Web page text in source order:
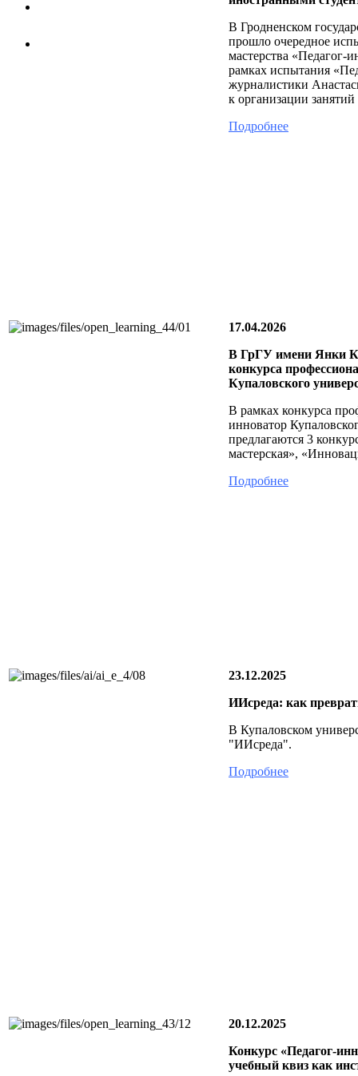
Диана Семенюк, студентка
Ощущение эмоционального подъема.
Увлекательная игра для ума! Хочется
работать и дальше в таком духе и творить,
творить, творить!
Любовь Некрашевич, преподаватель
Я все время представляла себя на месте
своих студентов. Вопрос был один –
«Заинтересуются ли они?». И ответ
очевиден – «Да!».
В Гродненском
прошло очередное
мастерства «Педагог-
рамках испытания
журналистики
к организации
Подробнее
17.04.2026
В ГрГУ имени Янки
конкурса
Купаловского
В рамках конкурса
инноватор
предлагаются 3
мастерская»,
Подробнее
23.12.2025
ИИсреда: как
В Купаловском
"ИИсреда".
Подробнее
20.12.2025
Конкурс
учебный квиз как